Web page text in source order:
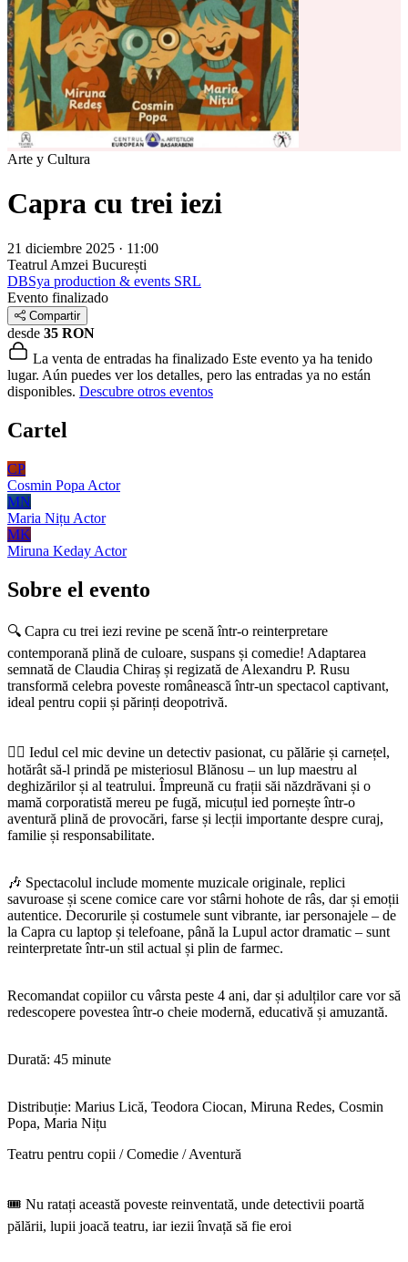
Arte y Cultura
Capra cu trei iezi
21 diciembre 2025 · 11:00
Teatrul Amzei București
DBSya production & events SRL
Evento finalizado
Compartir
desde 35 RON
La venta de entradas ha finalizado Este evento ya ha tenido
lugar. Aún puedes ver los detalles, pero las entradas ya no están
disponibles. Descubre otros eventos
Cartel
CP
Cosmin Popa Actor
MN
Maria Nițu Actor
MK
Miruna Keday Actor
Sobre el evento
🔍 Capra cu trei iezi revine pe scenă într-o reinterpretare
contemporană plină de culoare, suspans și comedie! Adaptarea
semnată de Claudia Chiraș și regizată de Alexandru P. Rusu
transformă celebra poveste românească într-un spectacol captivant,
ideal pentru copii și părinți deopotrivă.
🕵‍♂ Iedul cel mic devine un detectiv pasionat, cu pălărie și carnețel,
hotărât să-l prindă pe misteriosul Blănosu – un lup maestru al
deghizărilor și al teatrului. Împreună cu frații săi năzdrăvani și o
mamă corporatistă mereu pe fugă, micuțul ied pornește într-o
aventură plină de provocări, farse și lecții importante despre curaj,
familie și responsabilitate.
🎶 Spectacolul include momente muzicale originale, replici
savuroase și scene comice care vor stârni hohote de râs, dar și emoții
autentice. Decorurile și costumele sunt vibrante, iar personajele – de
la Capra cu laptop și telefoane, până la Lupul actor dramatic – sunt
reinterpretate într-un stil actual și plin de farmec.
Recomandat copiilor cu vârsta peste 4 ani, dar și adulților care vor să
redescopere povestea într-o cheie modernă, educativă și amuzantă.
Durată: 45 minute
Distribuție: Marius Lică, Teodora Ciocan, Miruna Redes, Cosmin
Popa, Maria Nițu
Teatru pentru copii / Comedie / Aventură
🎟 Nu ratați această poveste reinventată, unde detectivii poartă
pălării, lupii joacă teatru, iar iezii învață să fie eroi